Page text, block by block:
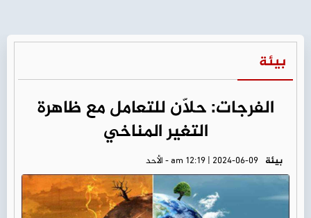
بيئة
الفرجات: حلّان للتعامل مع ظاهرة
التغير المناخي
بيئة am 12:19 | 2024-06-09 - الأحد